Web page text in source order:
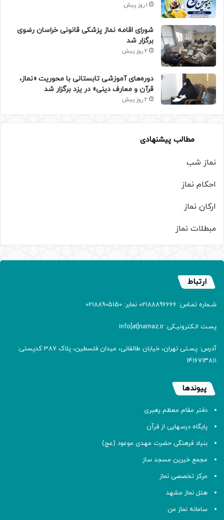
1 روز پیش
شورای اقامه نماز پزشکی قانونی خراسان رضوی
برگزار شد
2 روز پیش
دوره‌های آموزشی تابستانی با محوریت «نماز،
قرآن و معارف دینی» در یزد برگزار شد
2 روز پیش
مطالب پیشنهادی
نماز شب
احکام نماز
ارکان نماز
مبطلات نماز
ارتباط
شـماره تمـاس: 02188896666 نمابر: 02188905150
پسـت الـکترونیـکی: info[at]namaz.ir
آدرس: پسـتی تهران، خیابان طالقانی، میدان فلسطین، پلاک 387 کدپستی:
۱۴۱۶۷۱۳۸۱۱
پیوندها
دفتر مقام معظم رهبری
پایگاه درسهایی از قرآن
بنیاد فرهنگی حضرت مهدی موعود (عج)
مجمع خیرین مسجد ساز
مرکز تخصصی نماز
هتل نماز مشهد
سامانه نماز من